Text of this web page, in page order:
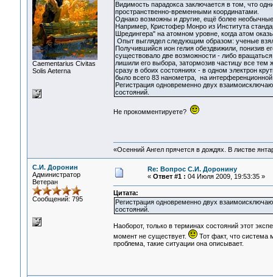
Сaementarius Civitas
Solis Aeterna
Видимость парадокса заключается в том, что
пространственно-временными координатами.
Однако возможны и другие, ещё более
Например, Кристофер Монро из Института
Шредингера" на атомном уровне, когда атом
Опыт выглядел следующим образом: ученые
Получившийся ион гелия обездвижили, понизив
существовало две возможности - либо
лишили его выбора, затормозив частицу все тем
сразу в обоих состояниях - в одном электрон
было всего 83 нанометра, на
Регистрация одновременно двух
состояний.
Не прокомментируете?
«Осенний Ангел прячется в дождях. В листве
С.И. Доронин
Администратор
Ветеран
Сообщений: 795
Re: Вопрос С.И. Доронину
« Ответ #1 : 04 Июля 2009, 19:53:35 »
Цитата:
Регистрация одновременно двух
состояний.
Наоборот, только в терминах состояний этот
момент не существует.
Тот факт, что система
проблема, такие ситуации она описывает.